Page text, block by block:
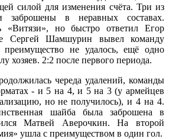
силой для изменения счёта. Три из
в неравных составах.
«Витязи», но быстро ответил Егор
Сергей Шамшурин вывел команду
не удалось, ещё одно
хозяев. 2:2 после первого периода.
череда удалений, команды
- и 5 на 4, и 5 на 3 (у армейцев
но не получилось), и 4 на 4.
шайба была заброшена в
Матвей Аверочкин. На второй
ушла с преимуществом в один гол.